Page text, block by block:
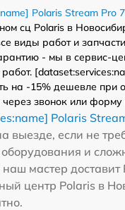
Polaris Stream Pro 7
сц Polaris в
виды работ и
- мы в сервис-
на -15% дешевле при
звонок или форму
Polaris
выезде, если не
и
наш мастер доставит
центр Polaris в